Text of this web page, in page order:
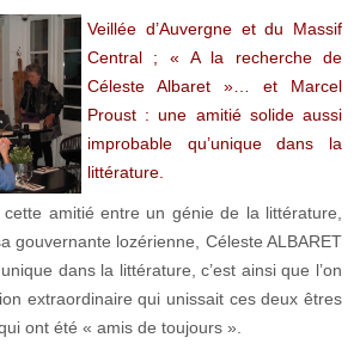
Veillée d’Auvergne et du Massif
Central ; « A la recherche de
Céleste Albaret »… et Marcel
Proust : une amitié solide aussi
improbable qu’unique dans la
littérature.
amitié entre un génie de la littérature,
gouvernante lozérienne, Céleste ALBARET
dans la littérature, c’est ainsi que l’on
extraordinaire qui unissait ces deux êtres
ont été « amis de toujours ».